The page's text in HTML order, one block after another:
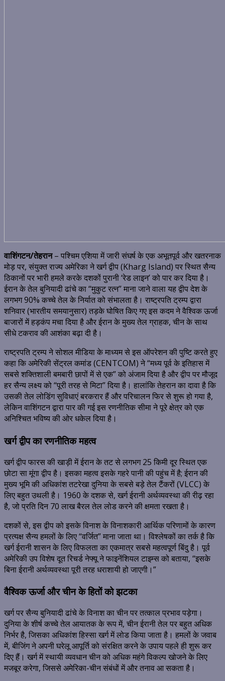
वाशिंगटन/तेहरान– पश्चिम एशिया में जारी संघर्ष के एक अभूतपूर्व और खतरनाक
मोड़ पर, संयुक्त राज्य अमेरिका ने खर्ग द्वीप (Kharg Island) पर स्थित सैन्य
ठिकानों पर भारी हमले करके दशकों पुरानी ‘रेड लाइन’ को पार कर दिया है।
ईरान के तेल बुनियादी ढांचे का “मुकुट रत्न” माना जाने वाला यह द्वीप देश के
लगभग 90% कच्चे तेल के निर्यात को संभालता है। राष्ट्रपति ट्रम्प द्वारा
शनिवार (भारतीय समयानुसार) तड़के घोषित किए गए इस कदम ने वैश्विक ऊर्जा
बाजारों में हड़कंप मचा दिया है और ईरान के मुख्य तेल ग्राहक, चीन के साथ
सीधे टकराव की आशंका बढ़ा दी है।
राष्ट्रपति ट्रम्प ने सोशल मीडिया के माध्यम से इस ऑपरेशन की पुष्टि करते हुए
कहा कि अमेरिकी सेंट्रल कमांड (CENTCOM) ने “मध्य पूर्व के इतिहास में
सबसे शक्तिशाली बमबारी छापों में से एक” को अंजाम दिया है और द्वीप पर मौजूद
हर सैन्य लक्ष्य को “पूरी तरह से मिटा” दिया है। हालांकि तेहरान का दावा है कि
उसकी तेल लोडिंग सुविधाएं बरकरार हैं और परिचालन फिर से शुरू हो गया है,
लेकिन वाशिंगटन द्वारा पार की गई इस रणनीतिक सीमा ने पूरे क्षेत्र को एक
अनिश्चित भविष्य की ओर धकेल दिया है।
खर्ग द्वीप का रणनीतिक महत्व
खर्ग द्वीप फारस की खाड़ी में ईरान के तट से लगभग 25 किमी दूर स्थित एक
छोटा सा मूंगा द्वीप है। इसका महत्व इसके गहरे पानी की पहुंच में है; ईरान की
मुख्य भूमि की अधिकांश तटरेखा दुनिया के सबसे बड़े तेल टैंकरों (VLCC) के
लिए बहुत उथली है। 1960 के दशक से, खर्ग ईरानी अर्थव्यवस्था की रीढ़ रहा
है, जो प्रति दिन 70 लाख बैरल तेल लोड करने की क्षमता रखता है।
दशकों से, इस द्वीप को इसके विनाश के विनाशकारी आर्थिक परिणामों के कारण
प्रत्यक्ष सैन्य हमलों के लिए “वर्जित” माना जाता था। विश्लेषकों का तर्क है कि
खर्ग ईरानी शासन के लिए विफलता का एकमात्र सबसे महत्वपूर्ण बिंदु है। पूर्व
अमेरिकी उप विशेष दूत रिचर्ड नेफ्यू ने फाइनेंशियल टाइम्स को बताया, “इसके
बिना ईरानी अर्थव्यवस्था पूरी तरह धराशायी हो जाएगी।”
वैश्विक ऊर्जा और चीन के हितों को झटका
खर्ग पर सैन्य बुनियादी ढांचे के विनाश का चीन पर तत्काल प्रभाव पड़ेगा।
दुनिया के शीर्ष कच्चे तेल आयातक के रूप में, चीन ईरानी तेल पर बहुत अधिक
निर्भर है, जिसका अधिकांश हिस्सा खर्ग में लोड किया जाता है। हमलों के जवाब
में, बीजिंग ने अपनी घरेलू आपूर्ति को संरक्षित करने के उपाय पहले ही शुरू कर
दिए हैं। खर्ग में स्थायी व्यवधान चीन को अधिक महंगे विकल्प खोजने के लिए
मजबूर करेगा, जिससे अमेरिका-चीन संबंधों में और तनाव आ सकता है।